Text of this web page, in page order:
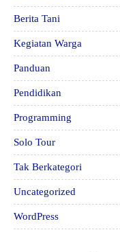
Berita Tani
Kegiatan Warga
Panduan
Pendidikan
Programming
Solo Tour
Tak Berkategori
Uncategorized
WordPress